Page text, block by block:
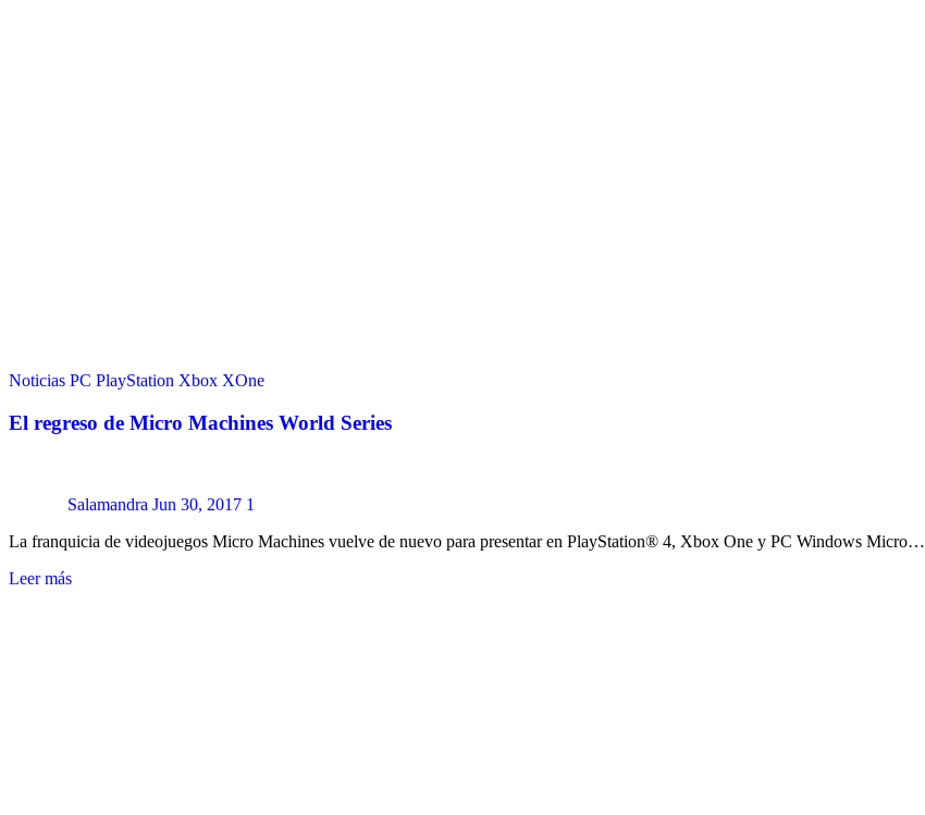
Noticias PC PlayStation Xbox XOne
El regreso de Micro Machines World Series
Salamandra Jun 30, 2017 1
La franquicia de videojuegos Micro Machines vuelve de nuevo para presentar en PlayStation® 4, Xbox One y PC Windows Micro…
Leer más